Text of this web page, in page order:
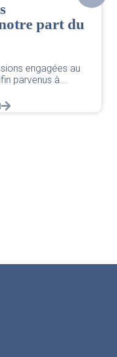
part du
engagées au
parvenus à...